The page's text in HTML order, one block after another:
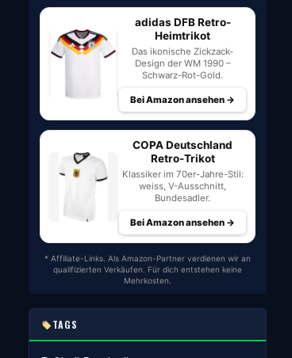
adidas DFB Retro-
Heimtrikot
Das ikonische Zickzack-
Design der WM 1990 –
Schwarz-Rot-Gold.
Bei Amazon ansehen →
COPA Deutschland
Retro-Trikot
Klassiker im 70er-Jahre-Stil:
weiss, V-Ausschnitt,
Bundesadler.
Bei Amazon ansehen →
* Affiliate-Links. Als Amazon-Partner verdienen wir an
qualifizierten Verkäufen. Für dich entstehen keine
Mehrkosten.
TAGS